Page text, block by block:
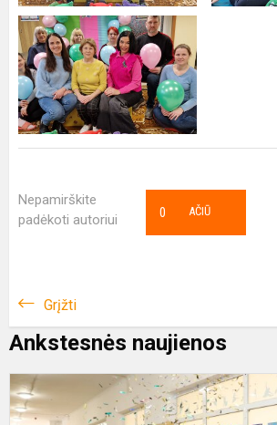
Nepamirškite
padėkoti autoriui
AČIŪ
0
Grįžti
Ankstesnės naujienos